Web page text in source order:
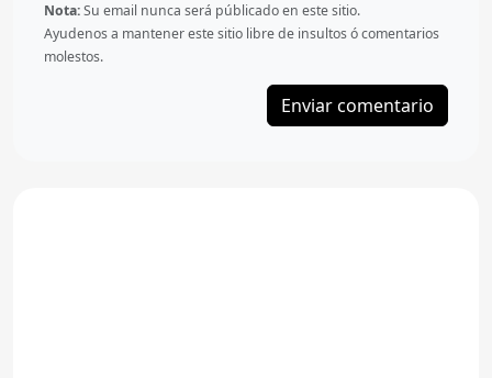
Nota:Su email nunca será públicado en este sitio.
Ayudenos a mantener este sitio libre de insultos ó comentarios
molestos.